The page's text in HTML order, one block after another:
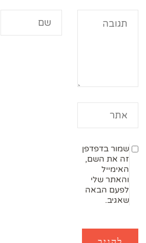
שמור בדפדפן
זה את השם,
האימייל
והאתר שלי
לפעם הבאה
שאגיב.